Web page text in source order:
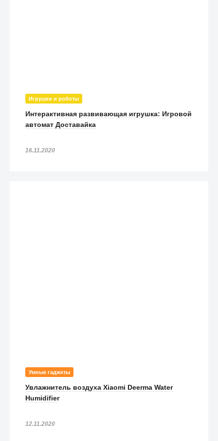
Игрушки и роботы
Интерактивная развивающая игрушка: Игровой
автомат Доставайка
16.11.2020
Умные гаджеты
Увлажнитель воздуха Xiaomi Deerma Water
Humidifier
12.11.2020